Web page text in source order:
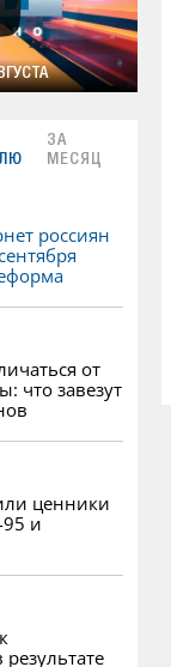
ЗА
МЕСЯЦ
россиян
от
что завезут
ценники
и